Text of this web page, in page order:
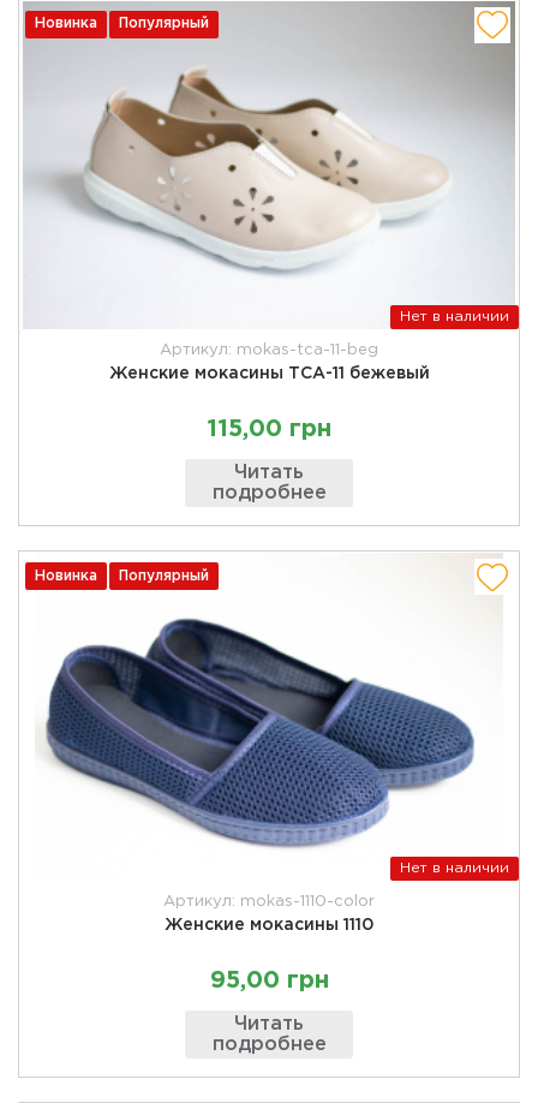
Новинка Популярный
Нет в наличии
Артикул: mokas-tca-11-beg
Женские мокасины ТСА-11 бежевый
115,00 грн
Читать
подробнее
Новинка Популярный
Нет в наличии
Артикул: mokas-1110-color
Женские мокасины 1110
95,00 грн
Читать
подробнее